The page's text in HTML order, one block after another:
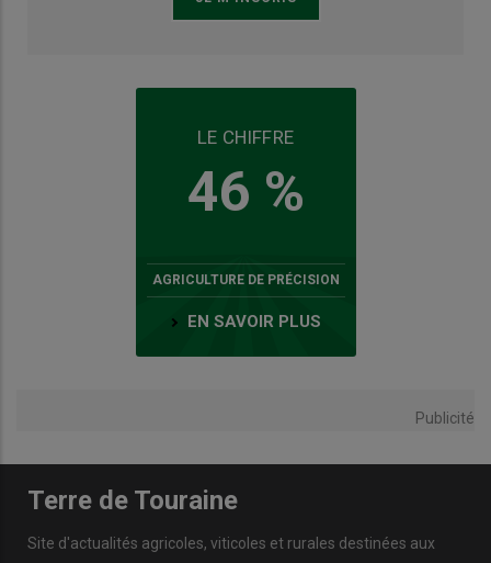
LE CHIFFRE
46 %
AGRICULTURE DE PRÉCISION
EN SAVOIR PLUS
Publicité
Terre de Touraine
Site d'actualités agricoles, viticoles et rurales destinées aux